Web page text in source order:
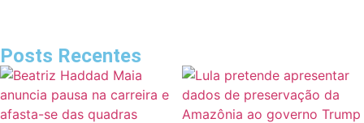
Posts Recentes